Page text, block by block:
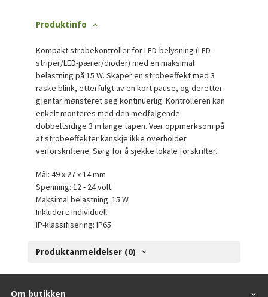
Produktinfo
Kompakt strobekontroller for LED-belysning (LED-
striper/LED-pærer/dioder) med en maksimal
belastning på 15 W. Skaper en strobeeffekt med 3
raske blink, etterfulgt av en kort pause, og deretter
gjentar mønsteret seg kontinuerlig. Kontrolleren kan
enkelt monteres med den medfølgende
dobbeltsidige 3 m lange tapen. Vær oppmerksom på
at strobeeffekter kanskje ikke overholder
veiforskriftene. Sørg for å sjekke lokale forskrifter.
Mål: 49 x 27 x 14 mm
Spenning: 12 - 24 volt
Maksimal belastning: 15 W
Inkludert: Individuell
IP-klassifisering: IP65
Produktanmeldelser (0)
Om butikken